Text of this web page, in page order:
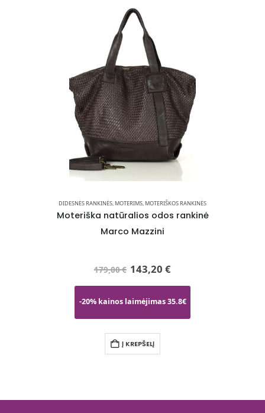
DIDESNĖS RANKINĖS MOTERIMS MOTERIŠKOS RANKINĖS
Moteriška natūralios odos rankinė
Marco Mazzini
179,00€ 143,20€
-20% kainos laimėjimas 35.8€
Į KREPŠELĮ